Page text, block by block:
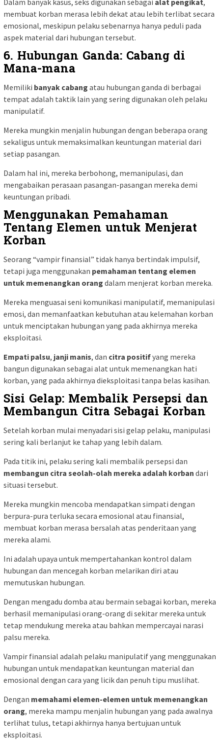
membuat korban merasa lebih dekat atau lebih terlibat secara
emosional, meskipun pelaku sebenarnya hanya peduli pada
aspek material dari hubungan tersebut.
6. Hubungan Ganda: Cabang di
Mana-mana
Memiliki banyak cabang atau hubungan ganda di berbagai
tempat adalah taktik lain yang sering digunakan oleh pelaku
manipulatif.
Mereka mungkin menjalin hubungan dengan beberapa orang
sekaligus untuk memaksimalkan keuntungan material dari
setiap pasangan.
Dalam hal ini, mereka berbohong, memanipulasi, dan
mengabaikan perasaan pasangan-pasangan mereka demi
keuntungan pribadi.
Menggunakan Pemahaman
Tentang Elemen untuk Menjerat
Korban
Seorang “vampir finansial” tidak hanya bertindak impulsif,
tetapi juga menggunakan pemahaman tentang elemen
untuk memenangkan orang dalam menjerat korban mereka.
Mereka menguasai seni komunikasi manipulatif, memanipulasi
emosi, dan memanfaatkan kebutuhan atau kelemahan korban
untuk menciptakan hubungan yang pada akhirnya mereka
eksploitasi.
Empati palsu, janji manis, dan citra positifyang mereka
bangun digunakan sebagai alat untuk memenangkan hati
korban, yang pada akhirnya dieksploitasi tanpa belas kasihan.
Sisi Gelap: Membalik Persepsi dan
Membangun Citra Sebagai Korban
Setelah korban mulai menyadari sisi gelap pelaku, manipulasi
sering kali berlanjut ke tahap yang lebih dalam.
Pada titik ini, pelaku sering kali membalik persepsi dan
membangun citra seolah-olah mereka adalah korban dari
situasi tersebut.
Mereka mungkin mencoba mendapatkan simpati dengan
berpura-pura terluka secara emosional atau finansial,
membuat korban merasa bersalah atas penderitaan yang
mereka alami.
Ini adalah upaya untuk mempertahankan kontrol dalam
hubungan dan mencegah korban melarikan diri atau
memutuskan hubungan.
Dengan mengadu domba atau bermain sebagai korban, mereka
berhasil memanipulasi orang-orang di sekitar mereka untuk
tetap mendukung mereka atau bahkan mempercayai narasi
palsu mereka.
Vampir finansial adalah pelaku manipulatif yang menggunakan
hubungan untuk mendapatkan keuntungan material dan
emosional dengan cara yang licik dan penuh tipu muslihat.
Dengan memahami elemen-elemen untuk memenangkan
orang, mereka mampu menjalin hubungan yang pada awalnya
terlihat tulus, tetapi akhirnya hanya bertujuan untuk
eksploitasi.